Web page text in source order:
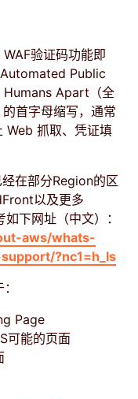
验证码功能即
Public
Apart（全
首字母缩写，通常
Web 抓取、凭证填
在部分Region的区
以及更多
下网址（中文）：
aws/whats-
?nc1=h_ls
Page
可能的页面